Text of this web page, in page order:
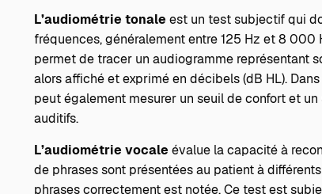
L’audiométrie tonaleest un test subjectif qui
fréquences, généralement entre 125 Hz et 8
permet de tracer un audiogramme représentant
alors affiché et exprimé en décibels (dB HL).
peut également mesurer un seuil de confort et
auditifs.
L’audiométrie vocaleévalue la capacité à
de phrases sont présentées au patient à
phrases correctement est notée. Ce test est